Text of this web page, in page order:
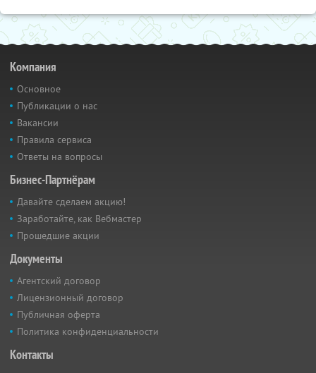
Компания
Основное
Публикации о нас
Вакансии
Правила сервиса
Ответы на вопросы
Бизнес-Партнёрам
Давайте сделаем акцию!
Заработайте, как Вебмастер
Прошедшие акции
Документы
Агентский договор
Лицензионный договор
Публичная оферта
Политика конфиденциальности
Контакты